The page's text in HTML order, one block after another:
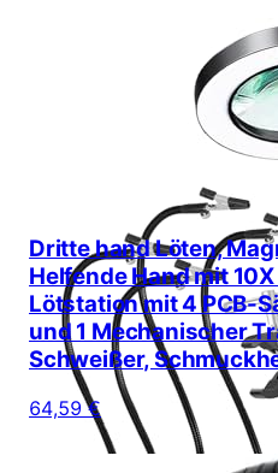
Dritte hand Löten,
Helfende Hand mit
Lötstation mit 4 PCB-
und 1 Mechanischer
Schweißer,
64,59 €